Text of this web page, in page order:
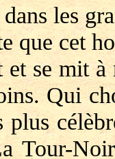
les
cet
se mit à
Qui
plus
Tour-